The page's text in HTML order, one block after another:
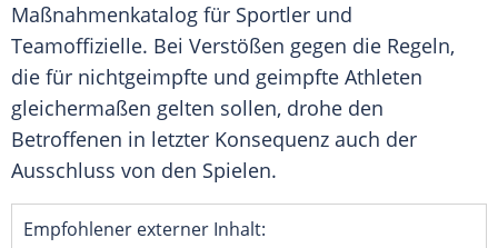
Maßnahmenkatalog für Sportler und
Teamoffizielle. Bei Verstößen gegen die Regeln,
die für nichtgeimpfte und geimpfte Athleten
gleichermaßen gelten sollen, drohe den
Betroffenen in letzter Konsequenz auch der
Ausschluss von den Spielen.
Empfohlener externer Inhalt: